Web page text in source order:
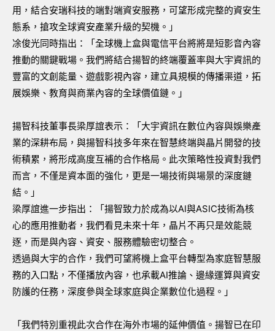
用，結合安瑞科技的端對端資安服務，可望形成完整的資安生
態系，搶攻全球資安產業升級的契機。」
凃俊光同時指出：「全球機上盒與電信平台將將是短影音內容
推動的關鍵戰場。我們將結合揚智的終端覆蓋率與大宇資訊的
豐富的文創能量、遊戲影視內容，建立具規模的傳播渠道，拓
展娛樂、教育與商業內容的全球價值鏈。」
揚智科技董事長梁厚誼表示：「大宇資訊在數位內容與娛樂產
業的深耕布局，與揚智科技多年來在智慧終端與晶片開發的技
術積累，將形成高度互補的合作格局。此次策略性投資對我們
而言，不僅是資本面的強化，更是一場技術與場景的深度鏈
結。」
梁厚誼進一步指出：「揚智致力於成為以AI與ASIC技術為核
心的應用推動者，我們看見未來十年，晶片不再只是效能競
逐，而是與內容、資安、服務體驗密切整合。
透過與大宇的合作，我們可望將機上盒平台轉型為家庭智慧服
務的入口點，不僅播放內容，也承載AI推論、邊緣運算與資安
防護的任務，深度參與全球家庭與企業數位化過程。」
「我們特別重視此次合作在海外市場的延伸價值。揚智已在印